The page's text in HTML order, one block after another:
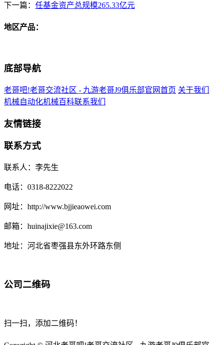
下一篇： 任基金资产总规模265.33亿元
地区产品：
底部导航
老哥吧!老哥交流社区 - 九游老哥J9俱乐部官网首页 关于我们
机械自动化机械百科联系我们
友情链接
联系方式
联系人：李先生
电话：0318-8222022
网址：http://www.bjjieaowei.com
邮箱：huinajixie@163.com
地址：河北省枣强县东外环路东侧
公司二维码
扫一扫，添加二维码！